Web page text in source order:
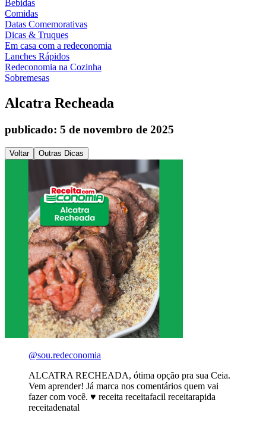
Bebidas
Comidas
Datas Comemorativas
Dicas & Truques
Em casa com a redeconomia
Lanches Rápidos
Redeconomia na Cozinha
Sobremesas
Alcatra Recheada
publicado: 5 de novembro de 2025
Voltar Outras Dicas
@sou.redeconomia
ALCATRA RECHEADA, ótima opção pra sua Ceia.
Vem aprender! Já marca nos comentários quem vai
fazer com você. ♥️ receita receitafacil receitarapida
receitadenatal